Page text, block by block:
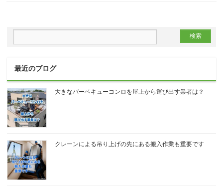
最近のブログ
大きなバーベキューコンロを屋上から運び出す業者は？
クレーンによる吊り上げの先にある搬入作業も重要です